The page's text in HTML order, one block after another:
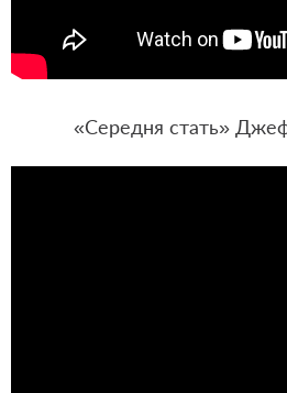
«Середня стать»